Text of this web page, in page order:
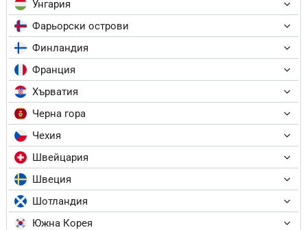
Унгария
Фарьорски острови
Финландия
Франция
Хърватия
Черна гора
Чехия
Швейцария
Швеция
Шотландия
Южна Корея